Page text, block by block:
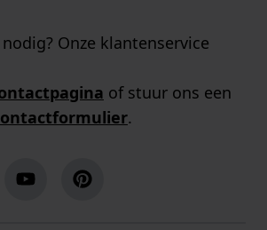
Onze klantenservice
of stuur ons een
.